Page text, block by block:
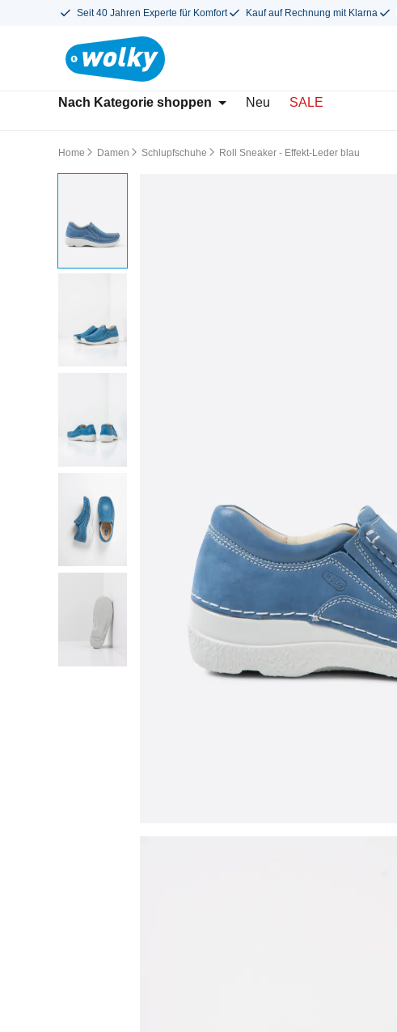
Seit 40 Jahren Experte für Komfort Kauf auf Rechnung mit Klarna
Nach Kategorie shoppen Neu SALE
Home Damen Schlupfschuhe Roll Sneaker - Effekt-Leder blau